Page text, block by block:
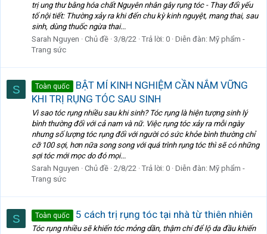
trị ung thư bằng hóa chất Nguyên nhân gây rụng tóc - Thay đổi yếu
tố nội tiết: Thường xảy ra khi đến chu kỳ kinh nguyệt, mang thai, sau
sinh, dùng thuốc ngừa thai...
Sarah Nguyen
Chủ đề 3/8/22 Trả lời: 0 Diễn đàn: Mỹ phẩm -
Trang sức
S Toàn quốc
BẬT MÍ KINH NGHIỆM CẦN NẮM VỮNG
KHI TRỊ RỤNG TÓC SAU SINH
Vì sao tóc rụng nhiều sau khi sinh? Tóc rụng là hiện tượng sinh lý
bình thường đối với cả nam và nữ. Việc rụng tóc xảy ra mỗi ngày
nhưng số lượng tóc rụng đối với người có sức khỏe bình thường chỉ
cỡ 100 sợi, hơn nữa song song với quá trình rụng tóc thì sẽ có những
sợi tóc mới mọc do đó mọi...
Sarah Nguyen
Chủ đề 2/8/22 Trả lời: 0 Diễn đàn: Mỹ phẩm -
Trang sức
S Toàn quốc 5 cách trị rụng tóc tại nhà từ thiên nhiên
Tóc rụng nhiều sẽ khiến tóc mỏng dần, thậm chí để lộ da đầu khiến